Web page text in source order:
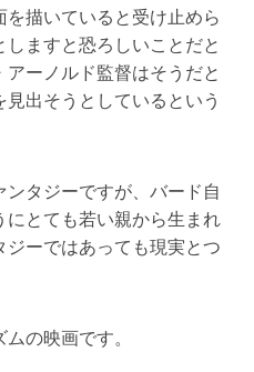
を描いていると受け止めら
ますと恐ろしいことだと
ーノルド監督はそうだと
出そうとしているという
タジーですが、バード自
とても若い親から生まれ
ーではあっても現実とつ
の映画です。